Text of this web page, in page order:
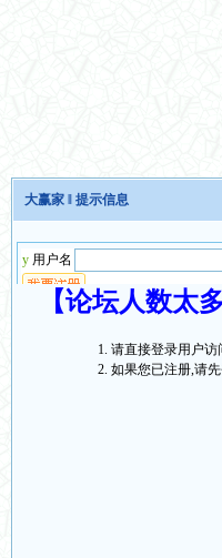
大赢家 ‖ 提示信息
【论坛人数太
请直接登录用户访
如果您已注册,请